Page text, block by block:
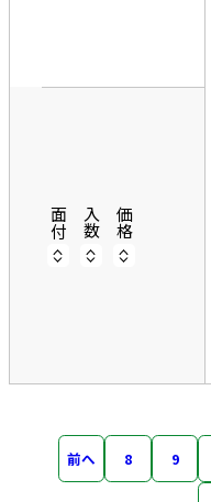
示
面付 入数 価格
前へ 8 9